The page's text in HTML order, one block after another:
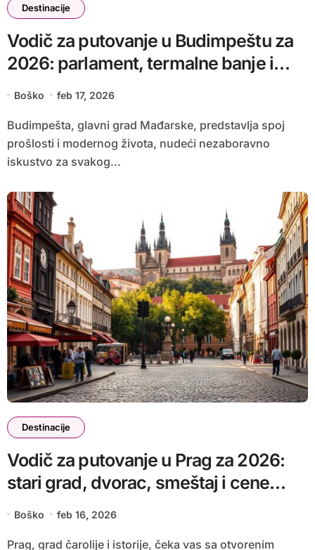
Destinacije
Vodič za putovanje u Budimpeštu za
2026: parlament, termalne banje i
Boško feb 17, 2026
Budimpešta, glavni grad Mađarske, predstavlja spoj
prošlosti i modernog života, nudeći nezaboravno
iskustvo za svakog...
Destinacije
Vodič za putovanje u Prag za 2026:
stari grad, dvorac, smeštaj i cene
Boško feb 16, 2026
Prag, grad čarolije i istorije, čeka vas sa otvorenim